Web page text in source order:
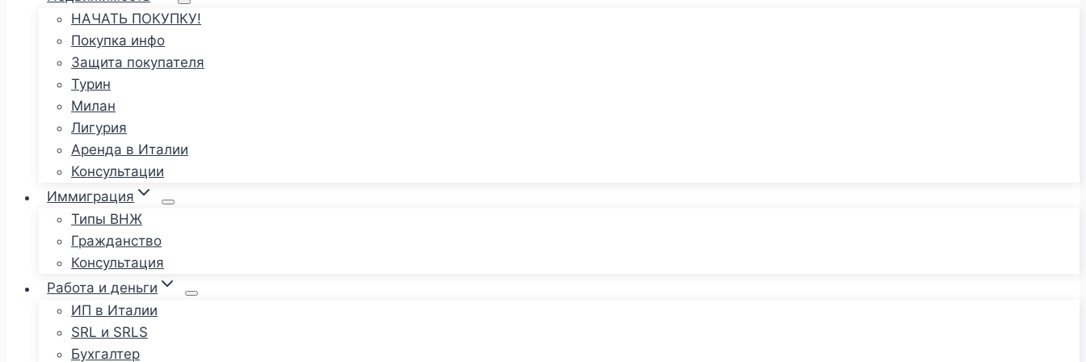
НАЧАТЬ ПОКУПКУ!
Покупка инфо
Защита покупателя
Турин
Милан
Лигурия
Аренда в Италии
Консультации
Иммиграция
Типы ВНЖ
Гражданство
Консультация
Работа и деньги
ИП в Италии
SRL и SRLS
Бухгалтер